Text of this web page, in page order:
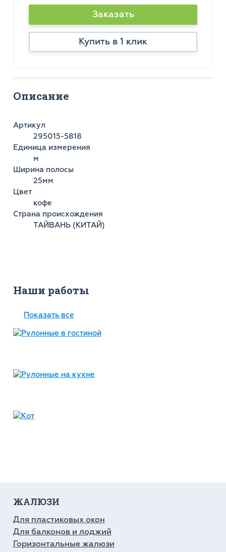
Заказать
Купить в 1 клик
Описание
Артикул
295015-5818
Единица измерения
м
Ширина полосы
25мм
Цвет
кофе
Страна происхождения
ТАЙВАНЬ (КИТАЙ)
Наши работы
Показать все
ЖАЛЮЗИ
Для пластиковых окон
Для балконов и лоджий
Горизонтальные жалюзи